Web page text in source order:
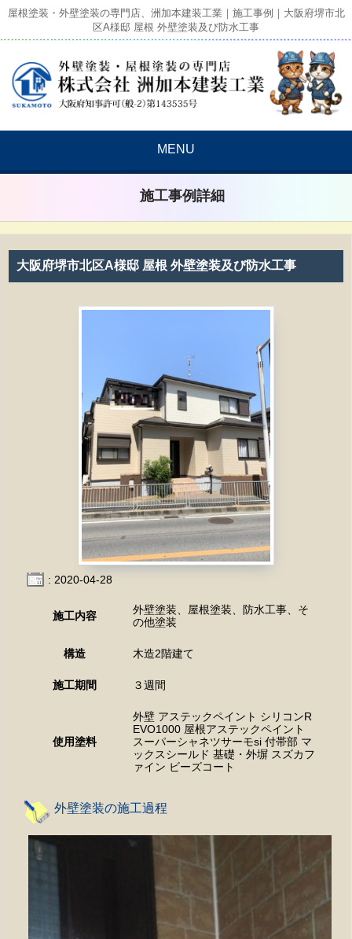
屋根塗装・外壁塗装の専門店、洲加本建装工業｜施工事例｜大阪府堺市北
区A様邸 屋根 外壁塗装及び防水工事
MENU
施工事例詳細
大阪府堺市北区A様邸 屋根 外壁塗装及び防水工事
: 2020-04-28
施工内容
外壁塗装、屋根塗装、防水工事、そ
の他塗装
構造 木造2階建て
施工期間 ３週間
使用塗料
外壁 アステックペイント シリコンR
EVO1000 屋根アステックペイント
スーパーシャネツサーモsi 付帯部 マ
ックスシールド 基礎・外塀 スズカフ
ァイン ビーズコート
外壁塗装の施工過程